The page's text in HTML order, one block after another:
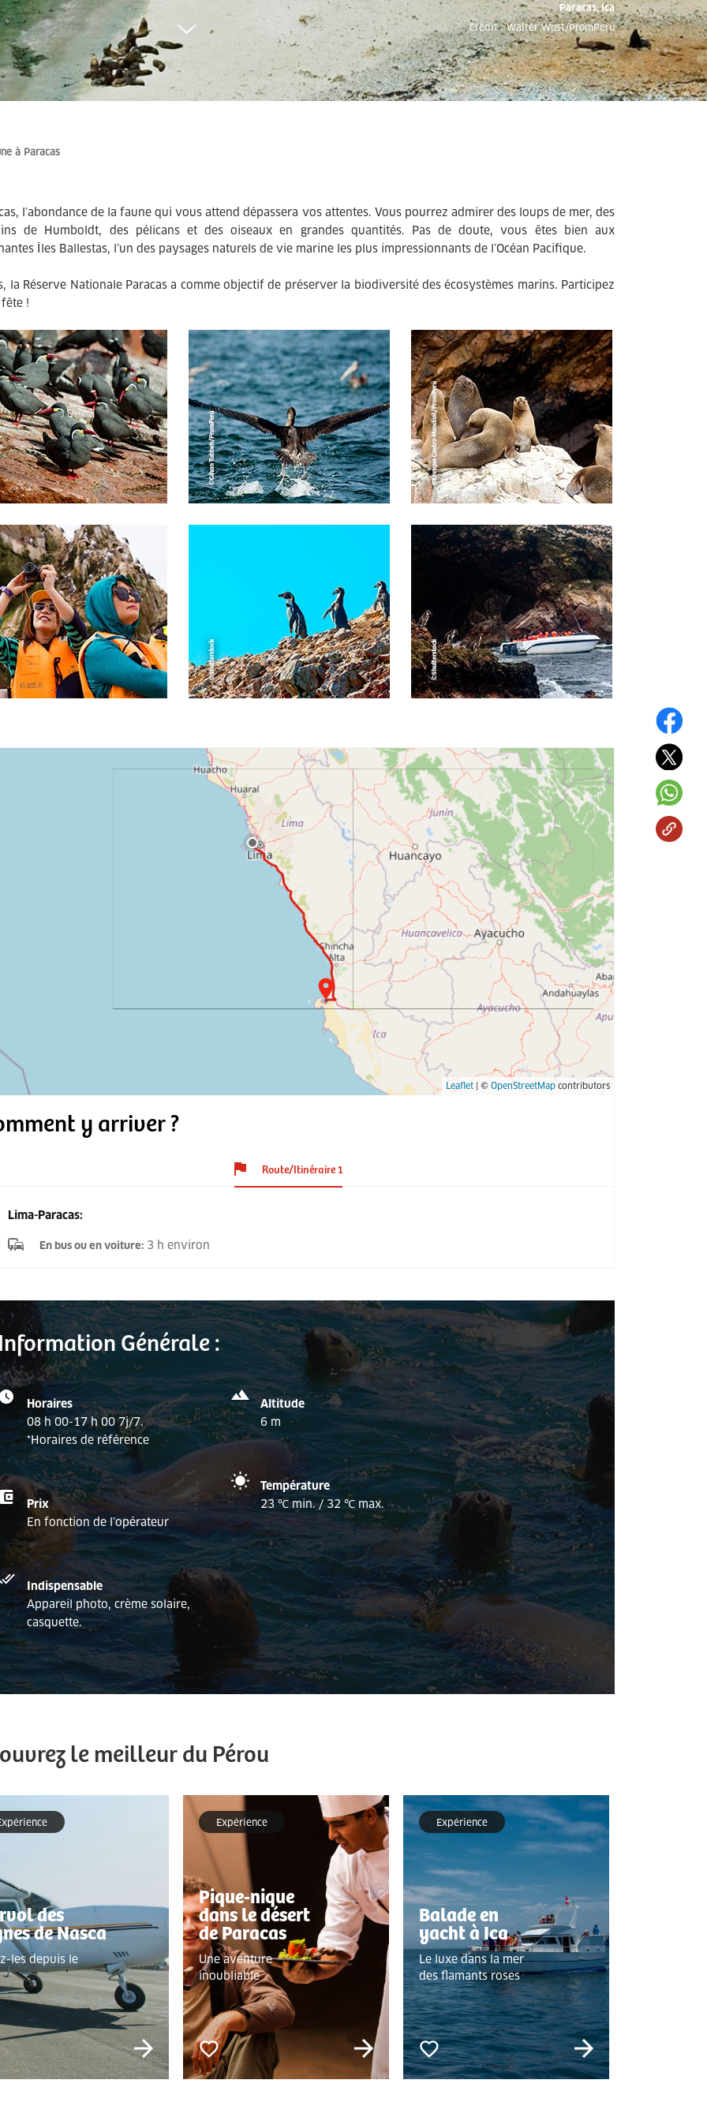
Paracas, Ica
Crédit : Walter Wust/PromPerú
à Paracas
l’abondance de la faune qui vous attend dépassera vos attentes. Vous pourrez admirer des loups de mer, des
de Humboldt, des pélicans et des oiseaux en grandes quantités. Pas de doute, vous êtes bien aux
Îles Ballestas, l’un des paysages naturels de vie marine les plus impressionnants de l’Océan Pacifique.
la Réserve Nationale Paracas a comme objectif de préserver la biodiversité des écosystèmes marins. Participez
!
Leaflet | © OpenStreetMap contributors
y arriver ?
Route/Itinéraire 1
Lima-Paracas:
En bus ou en voiture: 3 h environ
Générale :
Horaires
08 h 00-17 h 00 7j/7.
*Horaires de référence
Prix
En fonction de l’opérateur
Indispensable
Appareil photo, crème solaire,
casquette.
Altitude
6 m
Température
23 ℃ min. / 32 ℃ max.
le meilleur du Pérou
des
de Nasca
les depuis le
Expérience
Pique-nique
dans le désert
de Paracas
Une aventure
inoubliable
Expérience
Balade en
yacht à Ica
Le luxe dans la mer
des flamants roses